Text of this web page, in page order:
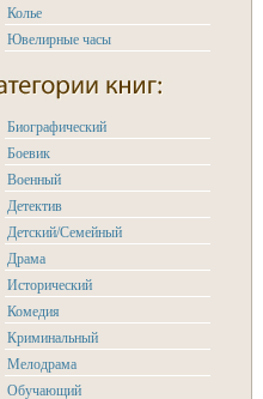
Колье
Ювелирные часы
Биографический
Боевик
Военный
Детектив
Детский/Семейный
Драма
Исторический
Комедия
Криминальный
Мелодрама
Обучающий